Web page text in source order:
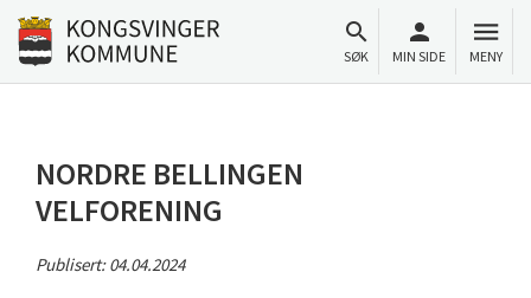
Til innhold
Gå til forsiden
SØK MIN SIDE MENY
NORDRE BELLINGEN
VELFORENING
Publisert:04.04.2024